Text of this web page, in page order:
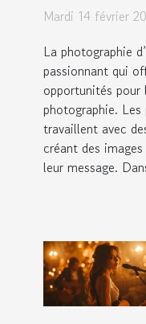
Mardi 14 février
La photographie
passionnant qui
opportunités pour
photographie. Les
travaillent avec
créant des
leur message.